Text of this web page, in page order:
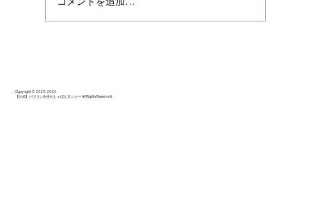
Copyright © 2025-2026
【公式】バブリン先生のしゃぼん玉ショー All Rights Reserved.